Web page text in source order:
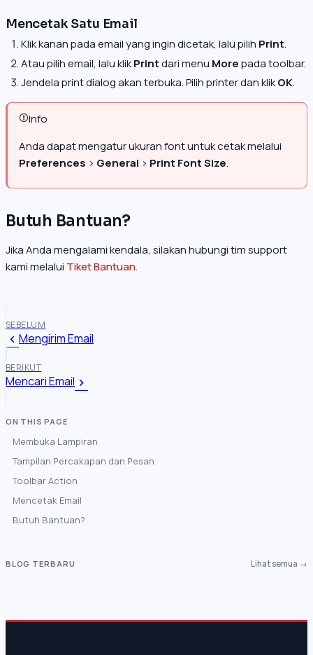
Mencetak Satu Email
Klik kanan pada email yang ingin dicetak, lalu pilih Print.
Atau pilih email, lalu klikPrintdari menu Morepada toolbar.
Jendela print dialog akan terbuka. Pilih printer dan klikOK.
Info
Anda dapat mengatur ukuran font untuk cetak melalui
Preferences > General > Print Font Size.
Butuh Bantuan?
Jika Anda mengalami kendala, silakan hubungi tim support
kami melalui Tiket Bantuan.
SEBELUM
Mengirim Email
BERIKUT
Mencari Email
Membuka Lampiran
Tampilan Percakapan dan Pesan
Toolbar Action
Mencetak Email
Butuh Bantuan?
BLOG TERBARU Lihat semua →